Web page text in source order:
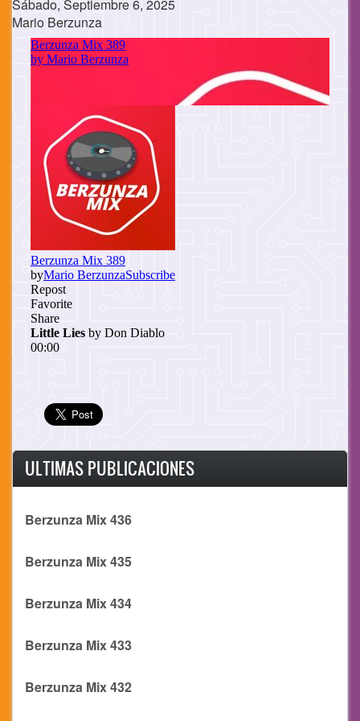
Sábado, Septiembre 6, 2025
Mario Berzunza
Cuerpo
ULTIMAS PUBLICACIONES
Berzunza Mix 436
Berzunza Mix 435
Berzunza Mix 434
Berzunza Mix 433
Berzunza Mix 432